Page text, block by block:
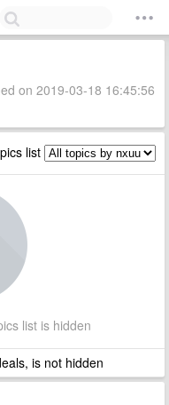
on 2019-03-18 16:45:56
list
list is hidden
is not hidden